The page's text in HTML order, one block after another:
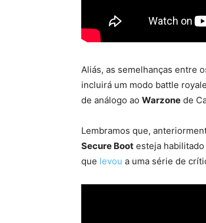
Aliás, as semelhanças entre
incluirá um modo battle
de análogo ao Warzone de
Lembramos que,
Secure Boot esteja
que levou a uma série de